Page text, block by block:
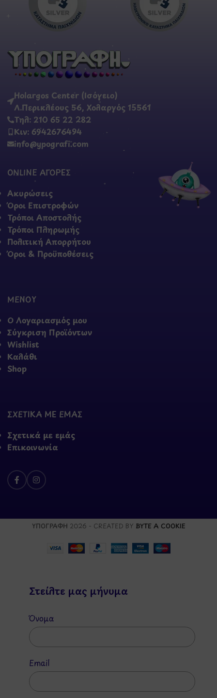
Holargos Center (Ισόγειο)
Λ.Περικλέους 56, Χολαργός 15561
Τηλ: 210 65 22 282
Κιν: 6942676494
info@ypografi.com
ONLINE ΑΓΟΡΕΣ
Ακυρώσεις
Όροι Επιστροφών
Τρόποι Αποστολής
Τρόποι Πληρωμής
Πολιτική Απορρήτου
Όροι & Προϋποθέσεις
ΜΕΝΟΥ
Ο Λογαριασμός μου
Σύγκριση Προϊόντων
Wishlist
Καλάθι
Shop
ΣΧΕΤΙΚΑ ΜΕ ΕΜΑΣ
Σχετικά με εμάς
Επικοινωνία
ΥΠΟΓΡΑΦΗ 2026 - CREATED BY BYTE A COOKIE
Στείλτε μας μήνυμα
Όνομα
Email